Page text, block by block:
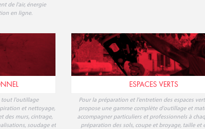
de l'air, énergie
en ligne.
tout l'outillage
et nettoyage,
des murs, cintrage,
soudage et
ESPACES VERTS
Pour la préparation et l'entretien des espaces
propose une gamme complète d'outillage et
accompagner particuliers et professionnels à
préparation des sols, coupe et broyage, taille et